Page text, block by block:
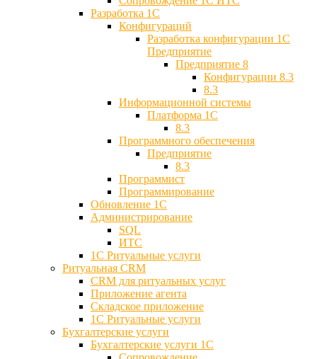
Разработка 1C
Конфигураций
Разработка конфигурации 1С
Предприятие
Предприятие 8
Конфигурации 8.3
8.3
Информационной системы
Платформа 1С
8.3
Программного обеспечения
Предприятие
8.3
Программист
Программирование
Обновление 1С
Администрирование
SQL
ИТС
1С Ритуальные услуги
Ритуальная CRM
CRM для ритуальных услуг
Приложение агента
Складское приложение
1С Ритуальные услуги
Бухгалтерские услуги
Бухгалтерские услуги 1С